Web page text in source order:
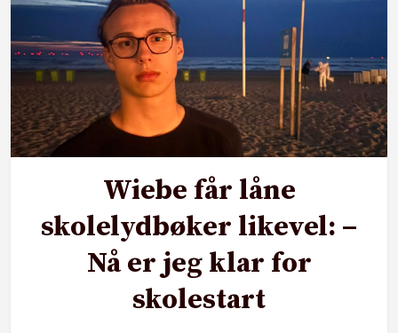
Wiebe får låne
skolelydbøker likevel: –
Nå er jeg klar for
skolestart